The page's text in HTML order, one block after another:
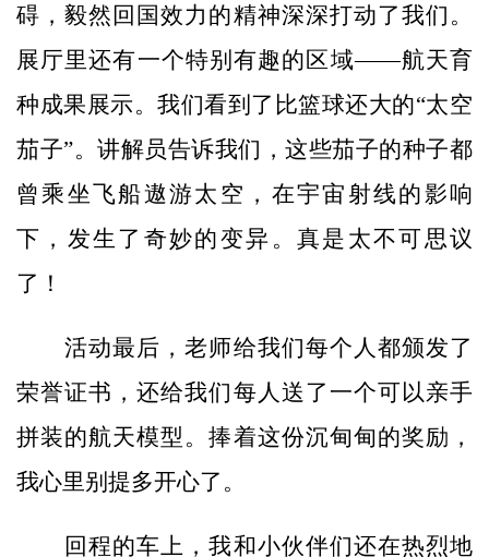
碍，毅然回国效力的精神深深打动了我们。
展厅里还有一个特别有趣的区域——航天育
种成果展示。我们看到了比篮球还大的“太空
茄子”。讲解员告诉我们，这些茄子的种子都
曾乘坐飞船遨游太空，在宇宙射线的影响
下，发生了奇妙的变异。真是太不可思议
了！
活动最后，老师给我们每个人都颁发了
荣誉证书，还给我们每人送了一个可以亲手
拼装的航天模型。捧着这份沉甸甸的奖励，
我心里别提多开心了。
回程的车上，我和小伙伴们还在热烈地